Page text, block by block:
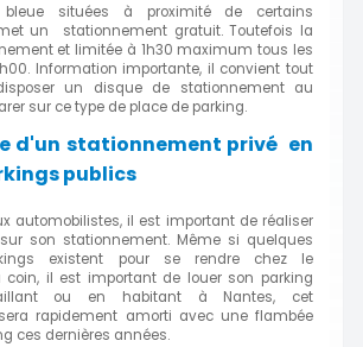
situées à proximité de certains
un stationnement gratuit. Toutefois la
et limitée à 1h30 maximum tous les
Information importante, il convient tout
un disque de stationnement au
sur ce type de place de parking.
d'un stationnement privé en
publics
automobilistes, il est important de réaliser
son stationnement. Même si quelques
existent pour se rendre chez le
il est important de louer son parking
ou en habitant à Nantes, cet
rapidement amorti avec une flambée
ces dernières années.